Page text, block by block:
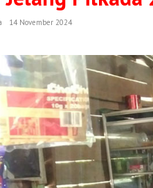
System
Jelang
14 November 2024